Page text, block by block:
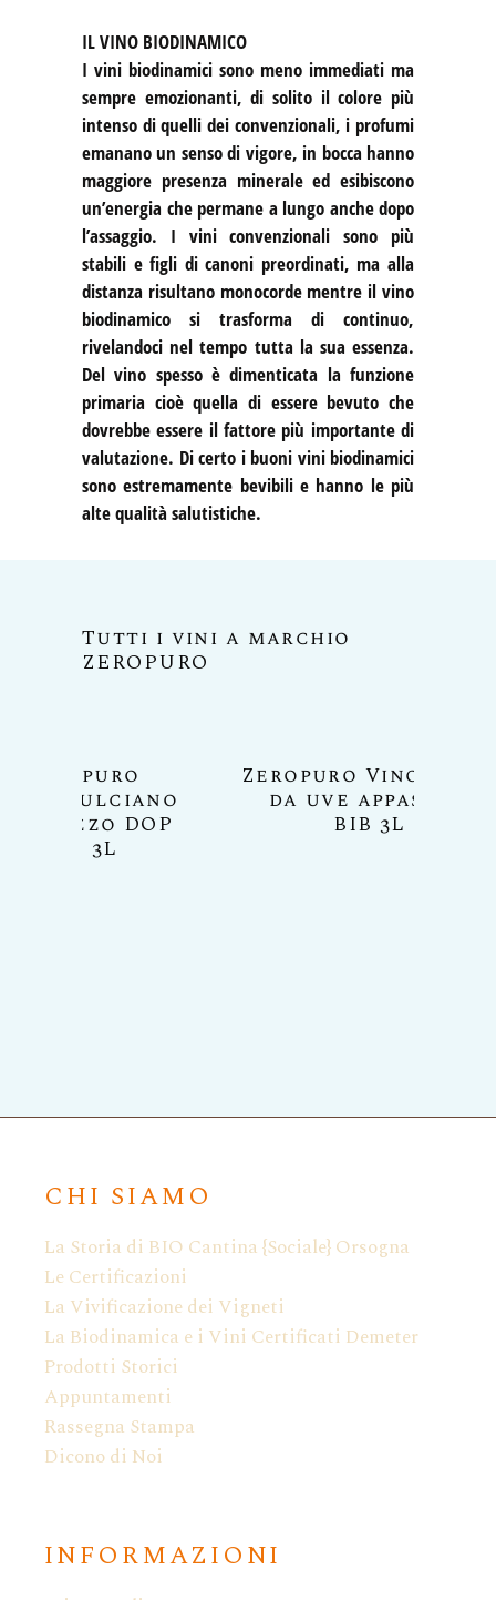
IL VINO BIODINAMICO
I vini biodinamici sono meno immediati ma
sempre emozionanti, di solito il colore più
intenso di quelli dei convenzionali, i profumi
emanano un senso di vigore, in bocca hanno
maggiore presenza minerale ed esibiscono
un’energia che permane a lungo anche dopo
l’assaggio. I vini convenzionali sono più
stabili e figli di canoni preordinati, ma alla
distanza risultano monocorde mentre il vino
biodinamico si trasforma di continuo,
rivelandoci nel tempo tutta la sua essenza.
Del vino spesso è dimenticata la funzione
primaria cioè quella di essere bevuto che
dovrebbe essere il fattore più importante di
valutazione. Di certo i buoni vini biodinamici
sono estremamente bevibili e hanno le più
alte qualità salutistiche.
Tutti i vini a marchio
ZEROPURO
Vino Rosso
uve appassite
BIB 3L
CHI SIAMO
La Storia di BIO Cantina {Sociale} Orsogna
Le Certificazioni
La Vivificazione dei Vigneti
La Biodinamica e i Vini Certificati Demeter
Prodotti Storici
Appuntamenti
Rassegna Stampa
Dicono di Noi
INFORMAZIONI